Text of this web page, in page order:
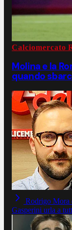
Calciomercato
Molina e la
quando
Rodrigo Mora
Gasperini urla a